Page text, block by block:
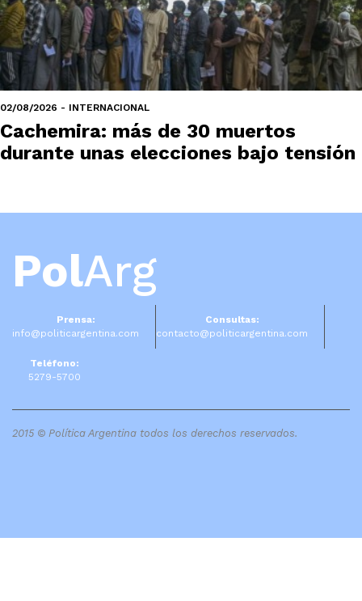
02/08/2026 - INTERNACIONAL
Cachemira: más de 30 muertos
durante unas elecciones bajo tensión
PolArg
Prensa:
info@politicargentina.com
Consultas:
contacto@politicargentina.com
Teléfono:
5279-5700
2015 © Política Argentina todos los derechos reservados.